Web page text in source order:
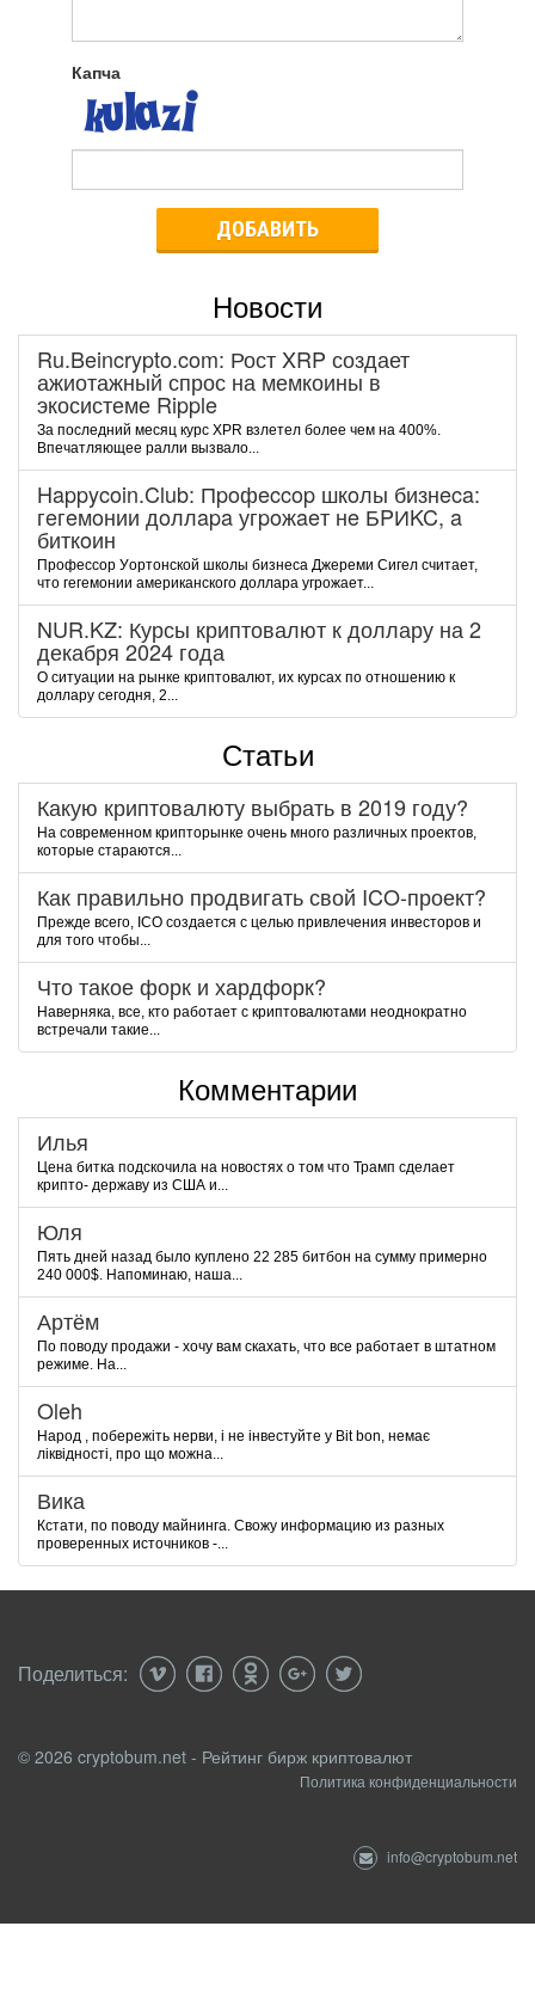
Капча
ДОБАВИТЬ
Новости
Ru.Beincrypto.com: Рост XRP создает
ажиотажный спрос на мемкоины в
экосистеме Ripple
За последний месяц курс XPR взлетел более чем на 400%.
Впечатляющее ралли вызвало...
Happycoin.Club: Пpoфeccop шкoлы бизнeca:
гeгeмoнии дoллapa угpoжaeт нe БPИKC, a
биткoин
Пpoфeccop Уopтoнcкoй шкoлы бизнeca Джepeми Cигeл cчитaeт,
чтo гeгeмoнии aмepикaнcкoгo дoллapa угpoжaeт...
NUR.KZ: Курсы криптовалют к доллару на 2
декабря 2024 года
О ситуации на рынке криптовалют, их курсах по отношению к
доллару сегодня, 2...
Статьи
Какую криптовалюту выбрать в 2019 году?
На современном крипторынке очень много различных проектов,
которые стараются...
Как правильно продвигать свой ICO-проект?
Прежде всего, ICO создается с целью привлечения инвесторов и
для того чтобы...
Что такое форк и хардфорк?
Наверняка, все, кто работает с криптовалютами неоднократно
встречали такие...
Комментарии
Илья
Цена битка подскочила на новостях о том что Трамп сделает
крипто- державу из США и...
Юля
Пять дней назад было куплено 22 285 битбон на сумму примерно
240 000$. Напоминаю, наша...
Артём
По поводу продажи - хочу вам скахать, что все работает в штатном
режиме. На...
Oleh
Народ , побережіть нерви, і не інвестуйте у Bit bon, немає
ліквідності, про що можна...
Вика
Кстати, по поводу майнинга. Свожу информацию из разных
проверенных источников -...
Поделиться:
© 2026 cryptobum.net - Рейтинг бирж криптовалют
Политика конфиденциальности
info@cryptobum.net